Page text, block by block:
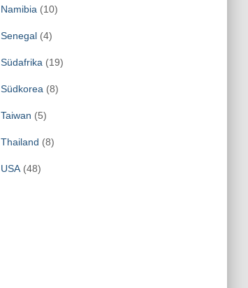
Namibia (10)
Senegal(4)
Südafrika (19)
Südkorea (8)
Taiwan (5)
Thailand (8)
USA(48)